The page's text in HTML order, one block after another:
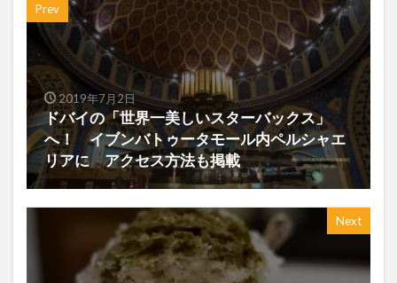
Prev
2019年7月2日
ドバイの「世界一美しいスターバックス」
へ！ イブンバトゥータモール内ペルシャエ
リアに アクセス方法も掲載
Next